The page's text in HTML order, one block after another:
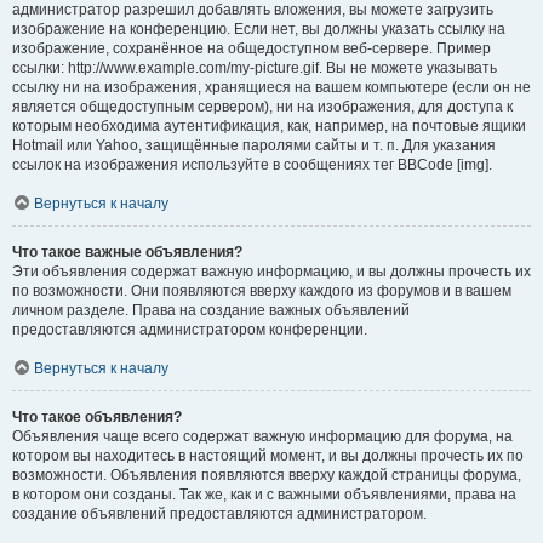
администратор разрешил добавлять вложения, вы можете загрузить
изображение на конференцию. Если нет, вы должны указать ссылку на
изображение, сохранённое на общедоступном веб-сервере. Пример
ссылки: http://www.example.com/my-picture.gif. Вы не можете указывать
ссылку ни на изображения, хранящиеся на вашем компьютере (если он не
является общедоступным сервером), ни на изображения, для доступа к
которым необходима аутентификация, как, например, на почтовые ящики
Hotmail или Yahoo, защищённые паролями сайты и т. п. Для указания
ссылок на изображения используйте в сообщениях тег BBCode [img].
Вернуться к началу
Что такое важные объявления?
Эти объявления содержат важную информацию, и вы должны прочесть их
по возможности. Они появляются вверху каждого из форумов и в вашем
личном разделе. Права на создание важных объявлений
предоставляются администратором конференции.
Вернуться к началу
Что такое объявления?
Объявления чаще всего содержат важную информацию для форума, на
котором вы находитесь в настоящий момент, и вы должны прочесть их по
возможности. Объявления появляются вверху каждой страницы форума,
в котором они созданы. Так же, как и с важными объявлениями, права на
создание объявлений предоставляются администратором.